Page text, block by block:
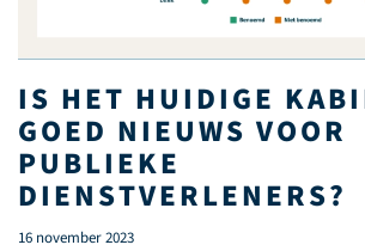
IS HET HUIDIGE
GOED NIEUWS VOOR
PUBLIEKE
DIENSTVERLENERS?
16 november 2023